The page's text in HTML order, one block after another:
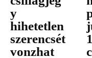
y
hihetetlen
szerencsét
vonzhat